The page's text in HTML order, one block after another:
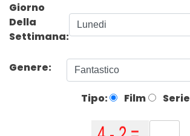
Giorno
Della
Settimana:
Genere:
Tipo: Film Serie